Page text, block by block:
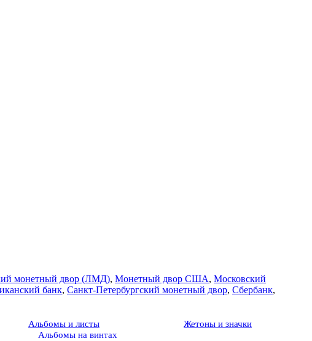
монетный двор (ЛМД), Монетный двор США, Московский
банк, Санкт-Петербургский монетный двор, Сбербанк,
Альбомы и листы
Альбомы на винтах
Жетоны и значки